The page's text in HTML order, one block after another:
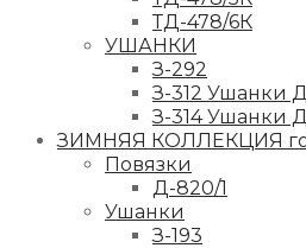
ТД-478/6К
УШАНКИ
З-292
З-312 Ушанки
З-314 Ушанки
ЗИМНЯЯ КОЛЛЕКЦИЯ
Повязки
Д-820/1
Ушанки
З-193